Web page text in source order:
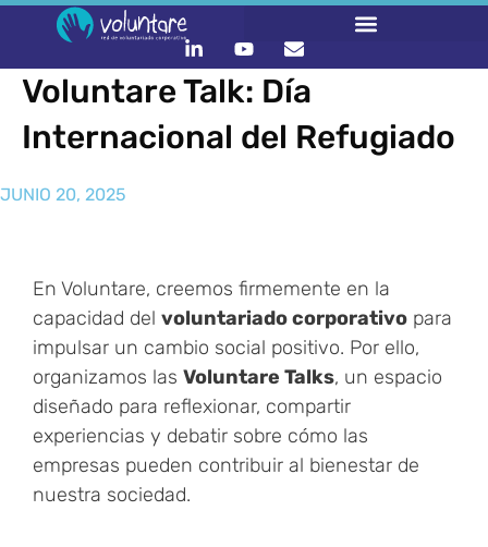
Voluntare Talk: Día
Internacional del Refugiado
JUNIO 20, 2025
En Voluntare, creemos firmemente en la
capacidad del voluntariado corporativo para
impulsar un cambio social positivo. Por ello,
organizamos las Voluntare Talks, un espacio
diseñado para reflexionar, compartir
experiencias y debatir sobre cómo las
empresas pueden contribuir al bienestar de
nuestra sociedad.